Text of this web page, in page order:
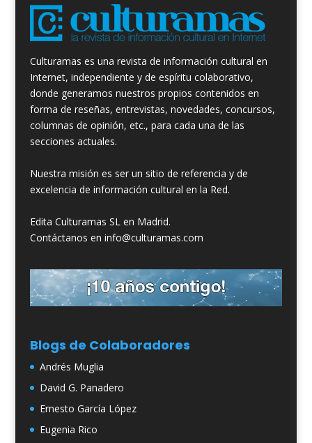
Culturamas es una revista de información cultural en
Internet, independiente y de espíritu colaborativo,
donde generamos nuestros propios contenidos en
forma de reseñas, entrevistas, novedades, concursos,
columnas de opinión, etc., para cada una de las
secciones actuales.
Nuestra misión es ser un sitio de referencia y de
excelencia de información cultural en la Red.
Edita Culturamas SL en Madrid.
Contáctanos en info@culturamas.com
Blogs de Colaboradores
Andrés Muglia
David G. Panadero
Ernesto García López
Eugenia Rico